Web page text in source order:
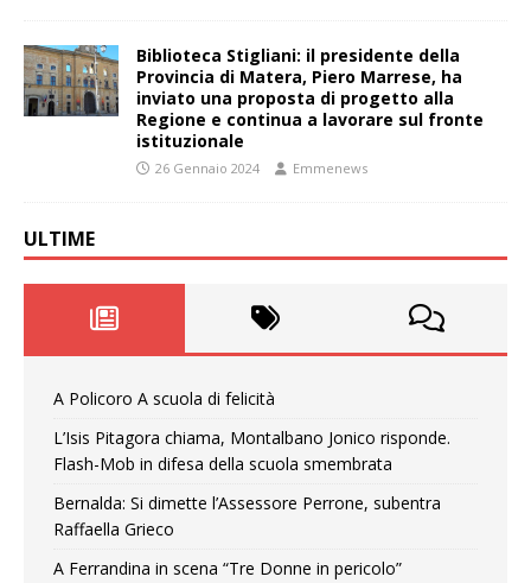
Biblioteca Stigliani: il presidente della
Provincia di Matera, Piero Marrese, ha
inviato una proposta di progetto alla
Regione e continua a lavorare sul fronte
istituzionale
26 Gennaio 2024 Emmenews
ULTIME
A Policoro A scuola di felicità
L’Isis Pitagora chiama, Montalbano Jonico risponde.
Flash-Mob in difesa della scuola smembrata
Bernalda: Si dimette l’Assessore Perrone, subentra
Raffaella Grieco
A Ferrandina in scena “Tre Donne in pericolo”